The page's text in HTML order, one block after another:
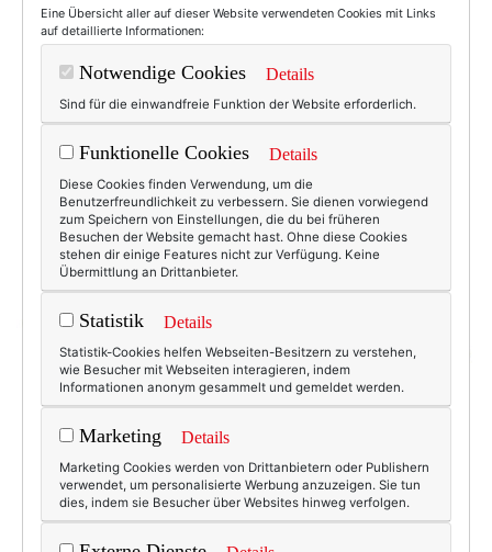
Eine Übersicht aller auf dieser Website verwendeten Cookies mit Links
auf detaillierte Informationen:
Notwendige Cookies Details
Sind für die einwandfreie Funktion der Website erforderlich.
Funktionelle Cookies Details
Diese Cookies finden Verwendung, um die
Benutzerfreundlichkeit zu verbessern. Sie dienen vorwiegend
zum Speichern von Einstellungen, die du bei früheren
Besuchen der Website gemacht hast. Ohne diese Cookies
stehen dir einige Features nicht zur Verfügung. Keine
Übermittlung an Drittanbieter.
Statistik Details
Statistik-Cookies helfen Webseiten-Besitzern zu verstehen,
wie Besucher mit Webseiten interagieren, indem
Informationen anonym gesammelt und gemeldet werden.
Marketing Details
Marketing Cookies werden von Drittanbietern oder Publishern
verwendet, um personalisierte Werbung anzuzeigen. Sie tun
dies, indem sie Besucher über Websites hinweg verfolgen.